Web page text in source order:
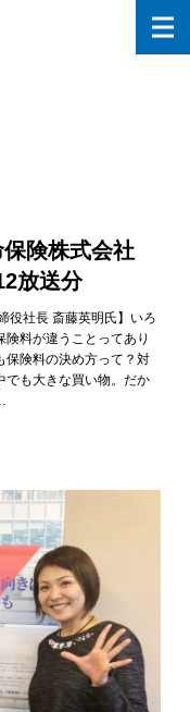
険株式会社
放送分
役社長 斎藤英明氏】いろ
料が違うことってあり
保険料の決め方って？対
でも大きな買い物。だか